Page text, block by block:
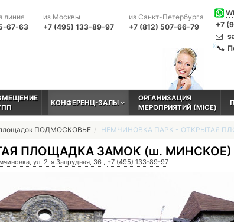
+7
из Санкт-Петербурга
+7 (812) 507-66-79
из Москвы
+7 (495) 133-89-97
линия
67-63
КОНФЕРЕНЦ-ЗАЛЫ
ОРГАНИЗАЦИЯ
МЕРОПРИЯТИЙ (MICE)
площадок ПОДМОСКОВЬЕ НЕМЧИНОВКА ПАРК - ОТКРЫТАЯ
ПЛОЩАДКА ЗАМОК (ш. МИНСКОЕ)
ул. 2-я Запрудная, 36 , +7 (495) 133-89-97